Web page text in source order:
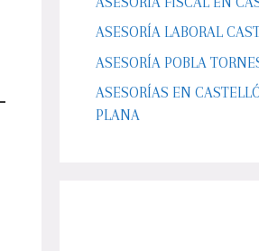
ASESORÍA LABORAL
ASESORÍA POBLA
ASESORÍAS EN
PLANA